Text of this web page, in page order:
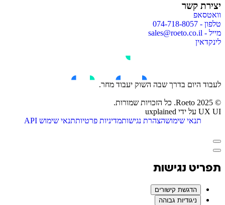
יצירת קשר
וואטסאפ
טלפון - 074-718-8057
מייל - sales@roeto.co.il
לינקדאין
לעבוד היום בדרך שבה השוק יעבוד מחר.
© 2025 Roeto. כל הזכויות שמורות.
UX UI על ידי
uxplained
תנאי שימושהצהרת נגישותמדיניות פרטיותתנאי שימוש API
תפריט
פתוח
תפריט נגישות
הדגשת קישורים
ניגודיות גבוהה